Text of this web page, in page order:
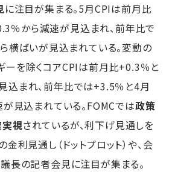
に注目が集まる。5月CPIは前月比
％から減速が見込まれ、前年比で
横ばいが見込まれている。変動の
ーを除くコアCPIは前月比+0.3％と
込まれ、前年比では+3.5％と4月
見込まれている。FOMCでは政策
視されているが、利下げ見通しを
利見通し（ドットプロット）や、会
長の記者会見に注目が集まる。